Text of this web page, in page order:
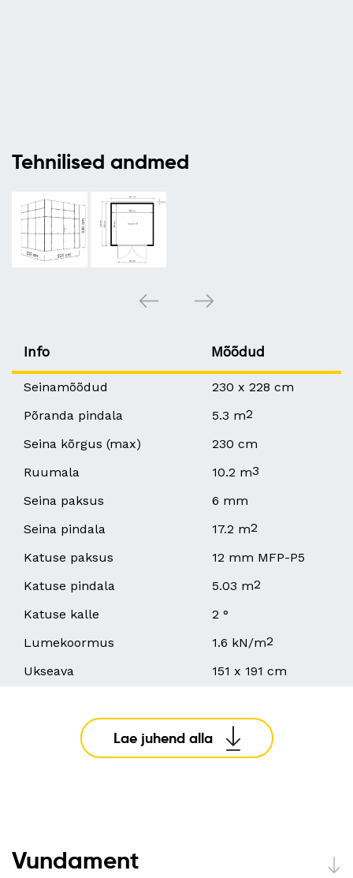
Tehnilised andmed
Info Mõõdud
Seinamõõdud
230 x 228 cm
Põranda pindala
5.3 m2
Seina kõrgus (max)
230 cm
Ruumala
10.2 m3
Seina paksus
6 mm
Seina pindala
17.2 m2
Katuse paksus
12 mm MFP-P5
Katuse pindala
5.03 m2
Katuse kalle
2 °
Lumekoormus
1.6 kN/m2
Ukseava
151 x 191 cm
Lae juhend alla
Vundament